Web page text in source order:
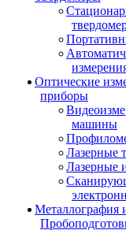
Оптические
приборы
машины
Лазерные
Лазерные
Металлография